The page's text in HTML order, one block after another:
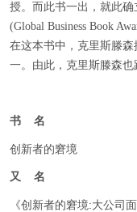
授。而此书一出，就此
(Global Business Book
在这本书中，克里斯滕森
一。由此，克里斯滕森
书 名
创新者的窘境
又 名
《创新者的窘境:大公司